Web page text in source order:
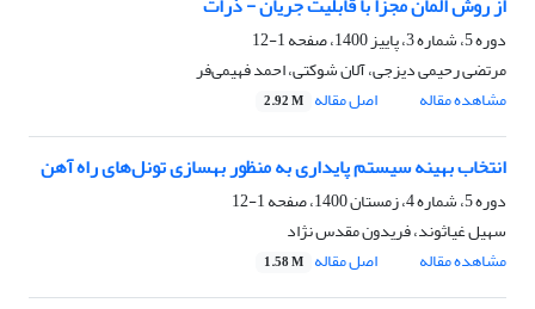
دوره 5، شماره 3، پاییز 1400، صفحه
1-12
مرتضی رحیمی دیزجی، آلان شوکتی، احمد فهیمی‌فر
مشاهده مقاله
اصل مقاله 2.92 M
انتخاب بهینه سیستم پایداری به منظور بهسازی تونل‌های راه آهن
دوره 5، شماره 4، زمستان 1400، صفحه
1-12
سهیل غیاثوند، فریدون مقدس نژاد
مشاهده مقاله
اصل مقاله 1.58 M